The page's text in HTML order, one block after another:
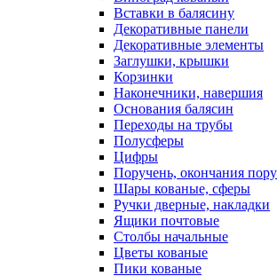
Вставки в балясину
Декоративные панели
Декоративные элементы
Заглушки, крышки
Корзинки
Наконечники, навершия
Основания балясин
Переходы на трубы
Полусферы
Цифры
Поручень, окончания
Шары кованые, сферы
Ручки дверные, накладки
Ящики почтовые
Столбы начальные
Цветы кованые
Пики кованые